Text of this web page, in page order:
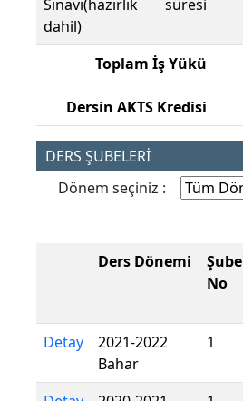
Sınavı(hazırlık süresi
dahil)
Toplam İş Yükü
Dersin AKTS Kredisi
DERS ŞUBELERİ
Dönem seçiniz :
Ders Dönemi
Şube
No
Detay
2021-2022
Bahar
1